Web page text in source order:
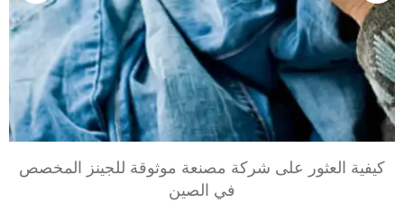
كيفية العثور على شركة مصنعة موثوقة للجينز المخصص
في الصين